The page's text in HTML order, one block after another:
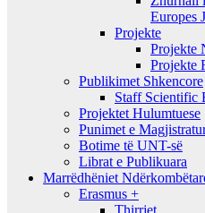
Europes
Projekte
Projekte
Projekte
Publikimet Shkencore
Staff Scientific
Projektet Hulumtuese
Punimet e
Botime të UNT-së
Librat e Publikuara
Marrëdhëniet
Erasmus +
Thirrjet